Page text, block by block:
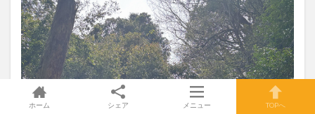
ホーム シェア メニュー TOPへ